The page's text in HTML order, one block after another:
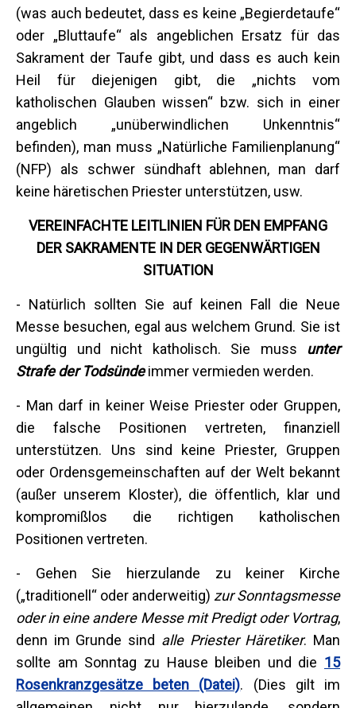
(was auch bedeutet, dass es keine „Begierdetaufe“
oder „Bluttaufe“ als angeblichen Ersatz für das
Sakrament der Taufe gibt, und dass es auch kein
Heil für diejenigen gibt, die „nichts vom
katholischen Glauben wissen“ bzw. sich in einer
angeblich „unüberwindlichen Unkenntnis“
befinden), man muss „Natürliche Familienplanung“
(NFP) als schwer sündhaft ablehnen, man darf
keine häretischen Priester unterstützen, usw.
VEREINFACHTE LEITLINIEN FÜR DEN EMPFANG
DER SAKRAMENTE IN DER GEGENWÄRTIGEN
SITUATION
- Natürlich sollten Sie auf keinen Fall die Neue
Messe besuchen, egal aus welchem Grund. Sie ist
ungültig und nicht katholisch. Sie muss unter
Strafe der Todsündeimmer vermieden werden.
- Man darf in keiner Weise Priester oder Gruppen,
die falsche Positionen vertreten, finanziell
unterstützen. Uns sind keine Priester, Gruppen
oder Ordensgemeinschaften auf der Welt bekannt
(außer unserem Kloster), die öffentlich, klar und
kompromißlos die richtigen katholischen
Positionen vertreten.
- Gehen Sie hierzulande zu keiner Kirche
(„traditionell“ oder anderweitig) zur Sonntagsmesse
oder in eine andere Messe mit Predigt oder Vortrag,
denn im Grunde sind alle Priester Häretiker. Man
sollte am Sonntag zu Hause bleiben und die 15
Rosenkranzgesätze beten (Datei). (Dies gilt im